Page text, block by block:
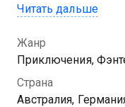
с помощью злых
вынуждены
волшебное
помогло бы принцу
Читать дальше
Жанр
Приключения,
Страна
Австралия,